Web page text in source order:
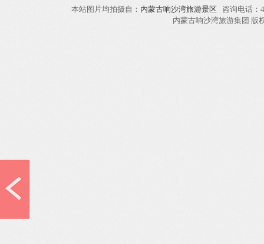
本站图片均拍摄自： 内蒙古响沙湾旅游景区 咨询电话
内蒙古响沙湾旅游集团